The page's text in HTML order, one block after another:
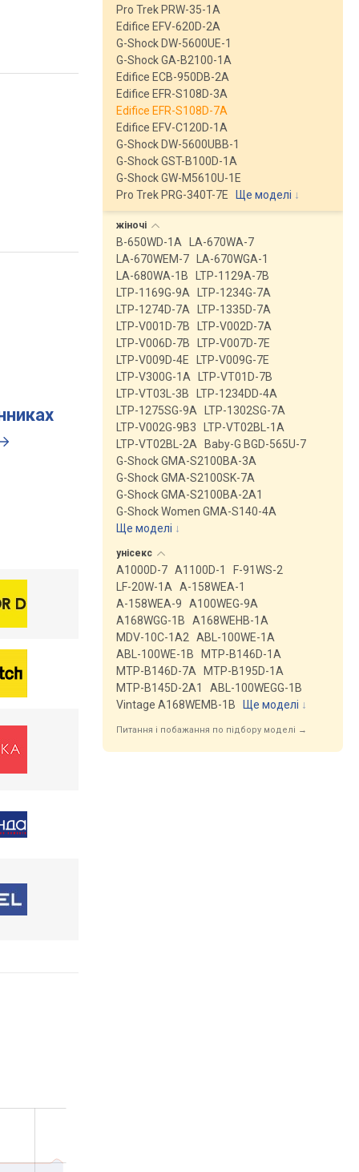
Pro Trek PRW-35-1A
Edifice EFV-620D-2A
G-Shock DW-5600UE-1
G-Shock GA-B2100-1A
Edifice ECB-950DB-2A
Edifice EFR-S108D-3A
Edifice EFR-S108D-7A
Edifice EFV-C120D-1A
G-Shock DW-5600UBB-1
G-Shock GST-B100D-1A
G-Shock GW-M5610U-1E
Pro Trek PRG-340T-7E
Ще моделі ↓
жіночі
B-650WD-1A
LA-670WA-7
LA-670WEM-7
LA-670WGA-1
LA-680WA-1B
LTP-1129A-7B
LTP-1169G-9A
LTP-1234G-7A
LTP-1274D-7A
LTP-1335D-7A
LTP-V001D-7B
LTP-V002D-7A
LTP-V006D-7B
LTP-V007D-7E
LTP-V009D-4E
LTP-V009G-7E
LTP-V300G-1A
LTP-VT01D-7B
LTP-VT03L-3B
LTP-1234DD-4A
LTP-1275SG-9A
LTP-1302SG-7A
LTP-V002G-9B3
LTP-VT02BL-1A
LTP-VT02BL-2A
Baby-G BGD-565U-7
G-Shock GMA-S2100BA-3A
G-Shock GMA-S2100SK-7A
G-Shock GMA-S2100BA-2A1
G-Shock Women GMA-S140-4A
Ще моделі ↓
унісекс
A1000D-7 A1100D-1
F-91WS-2
LF-20W-1A
A-158WEA-1
A-158WEA-9
A100WEG-9A
A168WGG-1B
A168WEHB-1A
MDV-10C-1A2
ABL-100WE-1A
ABL-100WE-1B
MTP-B146D-1A
MTP-B146D-7A
MTP-B195D-1A
MTP-B145D-2A1
ABL-100WEGG-1B
Vintage A168WEMB-1B
Ще моделі ↓
Питання і побажання по підбору моделі →